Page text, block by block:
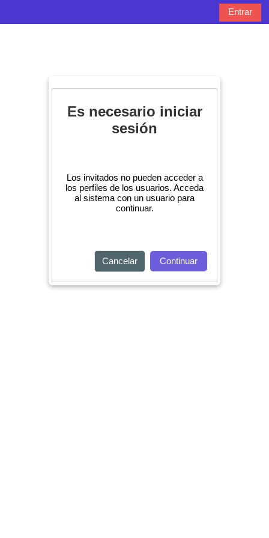
Entrar
Es necesario iniciar
sesión
Los invitados no pueden acceder a
los perfiles de los usuarios. Acceda
al sistema con un usuario para
continuar.
Cancelar Continuar